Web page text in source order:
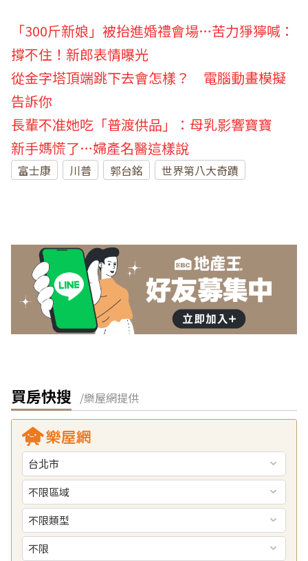
「300斤新娘」被抬進婚禮會場…苦力猙獰喊：
撐不住！新郎表情曝光
從金字塔頂端跳下去會怎樣？ 電腦動畫模擬
告訴你
長輩不准她吃「普渡供品」：母乳影響寶寶
新手媽慌了…婦產名醫這樣說
富士康 川普 郭台銘 世界第八大奇蹟
買房快搜 /樂屋網提供